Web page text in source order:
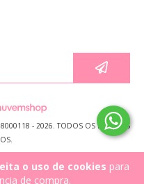
o uso de cookies para
de compra.
- 2026. TODOS OS DIREITOS